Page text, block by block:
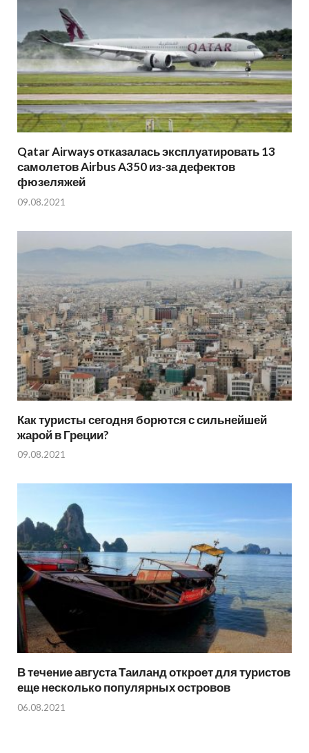
Qatar Airways отказалась эксплуатировать 13
самолетов Airbus A350 из-за дефектов
фюзеляжей
09.08.2021
Как туристы сегодня борются с сильнейшей
жарой в Греции?
09.08.2021
В течение августа Таиланд откроет для туристов
еще несколько популярных островов
06.08.2021